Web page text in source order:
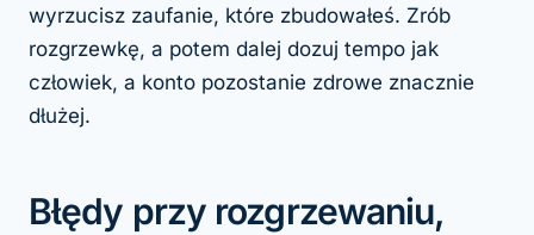
wyrzucisz zaufanie, które zbudowałeś. Zrób
rozgrzewkę, a potem dalej dozuj tempo jak
człowiek, a konto pozostanie zdrowe znacznie
dłużej.
Błędy przy rozgrzewaniu,